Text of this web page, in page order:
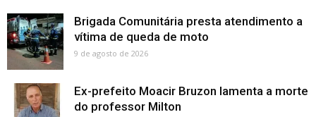
Brigada Comunitária presta atendimento a
vítima de queda de moto
9 de agosto de 2026
Ex-prefeito Moacir Bruzon lamenta a morte
do professor Milton